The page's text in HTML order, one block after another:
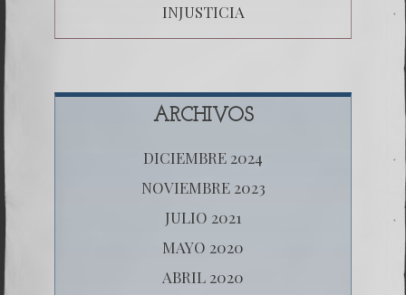
INJUSTICIA
ARCHIVOS
DICIEMBRE 2024
NOVIEMBRE 2023
JULIO 2021
MAYO 2020
ABRIL 2020